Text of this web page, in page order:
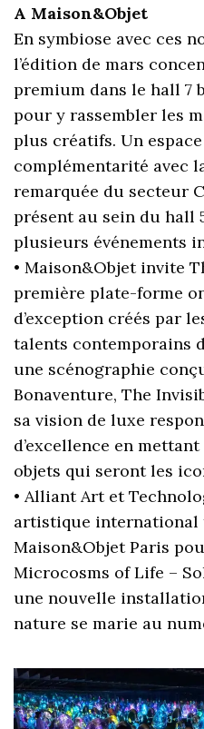
A Maison&Objet
En symbiose avec ces
l’édition de mars
premium dans le hall 7
pour y rassembler les
plus créatifs. Un
complémentarité avec
remarquée du secteur
présent au sein du hall
plusieurs événements
• Maison&Objet invite
première plate-forme
d’exception créés par
talents contemporains
une scénographie
Bonaventure, The
sa vision de luxe
d’excellence en
objets qui seront les
• Alliant Art et
artistique international
Maison&Objet Paris
Microcosms of Life –
une nouvelle
nature se marie au